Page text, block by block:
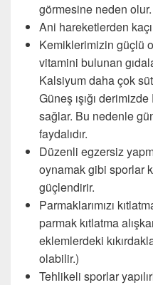
görmesine neden olur.
Ani hareketlerden
Kemiklerimizin güçlü
vitamini bulunan
Kalsiyum daha çok
Güneş ışığı
sağlar. Bu nedenle
faydalıdır.
Düzenli egzersiz
oynamak gibi sporlar
güçlendirir.
Parmaklarımızı
parmak kıtlatma
eklemlerdeki
olabilir.)
Tehlikeli sporlar